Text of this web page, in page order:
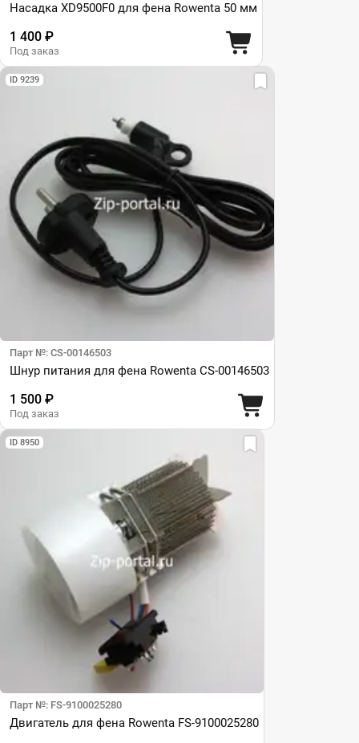
Насадка XD9500F0 для фена Rowenta 50 мм
1 400 ₽
Под заказ
ID 9239
Парт №: CS-00146503
Шнур питания для фена Rowenta CS-00146503
1 500 ₽
Под заказ
ID 8950
Парт №: FS-9100025280
Двигатель для фена Rowenta FS-9100025280